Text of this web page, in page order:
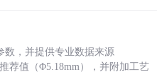
数，并提供专业数据来源
荐值（Φ5.18mm），并附加工艺